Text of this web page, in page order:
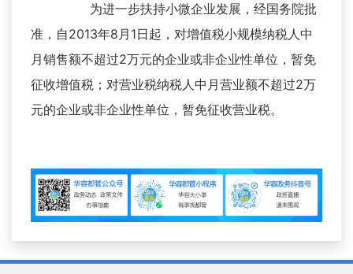
为进一步扶持小微企业发展，经国务院批
准，自2013年8月1日起，对增值税小规模纳税人中
月销售额不超过2万元的企业或非企业性单位，暂免
征收增值税；对营业税纳税人中月营业额不超过2万
元的企业或非企业性单位，暂免征收营业税。